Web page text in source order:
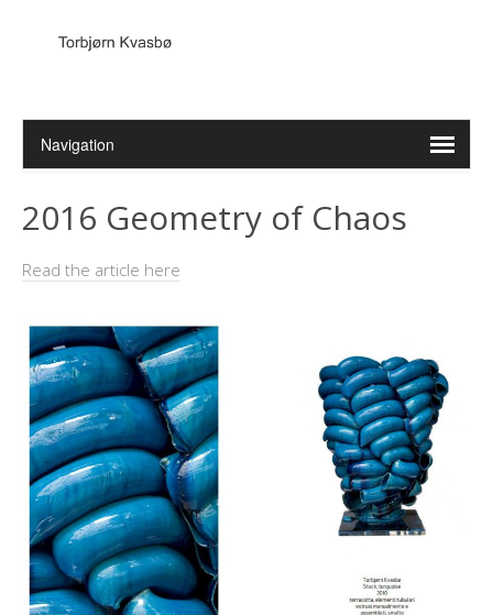
2016 Geometry of Chaos
Read the article here